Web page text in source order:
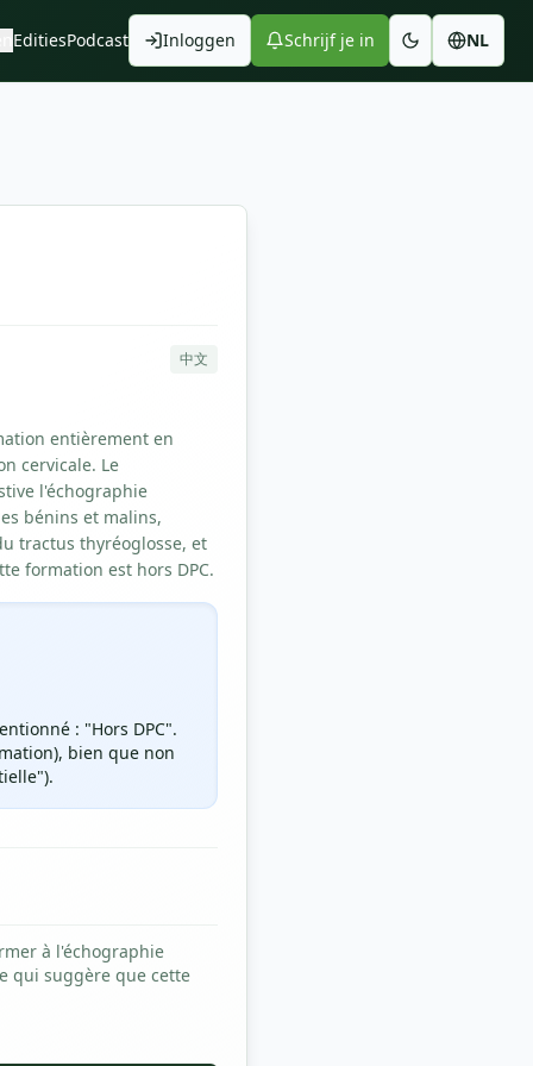
EditiesPodcast Inloggen Schrijf je in NL
中文
entièrement en
cervicale. Le
l'échographie
bénins et malins,
tractus thyréoglosse, et
formation est hors DPC.
: "Hors DPC".
bien que non
à l'échographie
qui suggère que cette